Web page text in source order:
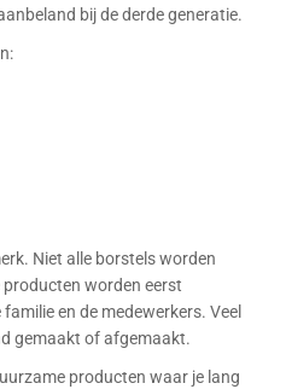
bij de derde generatie.
Niet alle borstels worden
worden eerst
en de medewerkers. Veel
gemaakt of afgemaakt.
producten waar je lang